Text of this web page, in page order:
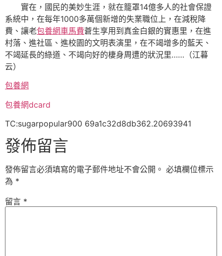
實在，國民的美妙生涯，就在籠罩14億多人的社會保證
系統中，在每年1000多萬個新增的失業職位上，在減稅降
費、讓老包養網車馬費蒼生享用到真金白銀的實惠里，在進
村落、進社區、進校園的文明表演里，在不竭增多的藍天、
不竭延長的綠道、不竭向好的棲身周遭的狀況里……（江暮
云）
包養網
包養網dcard
TC:sugarpopular900 69a1c32d8db362.20693941
發佈留言
發佈留言必須填寫的電子郵件地址不會公開。 必填欄位標示
為 *
留言 *